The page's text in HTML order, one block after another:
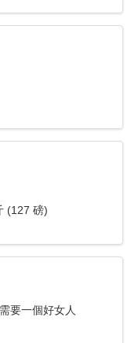
(127 磅)
要一個好女人